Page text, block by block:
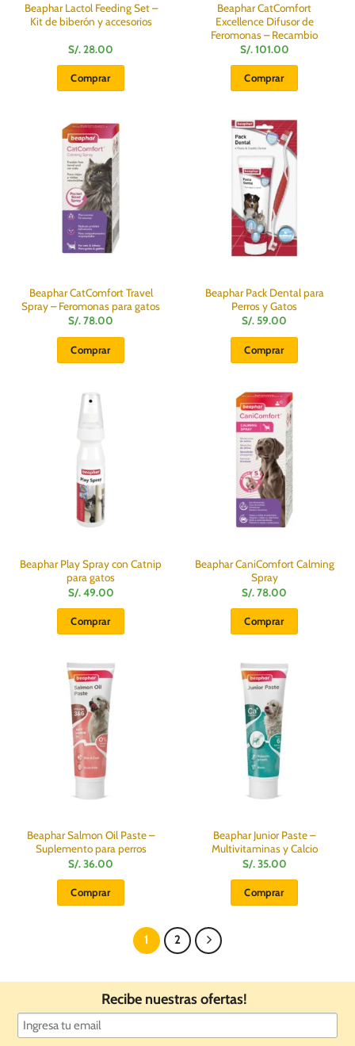
Beaphar Lactol Feeding Set –
Kit de biberón y accesorios
S/.28.00
Comprar
Beaphar CatComfort
Excellence Difusor de
Feromonas – Recambio
S/.101.00
Comprar
Beaphar CatComfort Travel
Spray – Feromonas para gatos
S/.78.00
Comprar
Beaphar Pack Dental para
Perros y Gatos
S/.59.00
Comprar
Beaphar Play Spray con Catnip
para gatos
S/.49.00
Comprar
Beaphar CaniComfort Calming
Spray
S/.78.00
Comprar
Beaphar Salmon Oil Paste –
Suplemento para perros
S/.36.00
Comprar
Beaphar Junior Paste –
Multivitaminas y Calcio
S/.35.00
Comprar
1 2
Recibe nuestras ofertas!